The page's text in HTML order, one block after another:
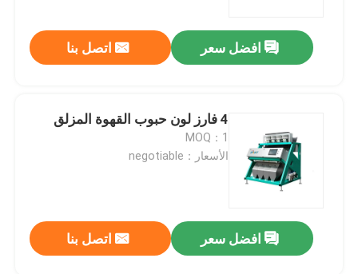
افضل سعر اتصل بنا
4 فارز لون حبوب القهوة المزلق
MOQ：1
الأسعار：negotiable
افضل سعر اتصل بنا